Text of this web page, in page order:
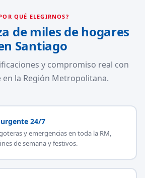
QUÉ ELEGIRNOS?
de miles de hogares
Santiago
y compromiso real con
en la Región Metropolitana.
24/7
y emergencias en toda la RM,
de semana y festivos.